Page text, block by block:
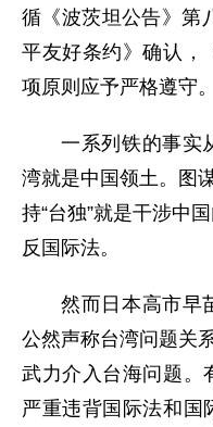
循《波茨坦公告》第
平友好条约》确认，
项原则应予严格遵守。
一系列铁的事实
湾就是中国领土。图
持“台独”就是干涉中
反国际法。
然而日本高市早
公然声称台湾问题关
武力介入台海问题。
严重违背国际法和国